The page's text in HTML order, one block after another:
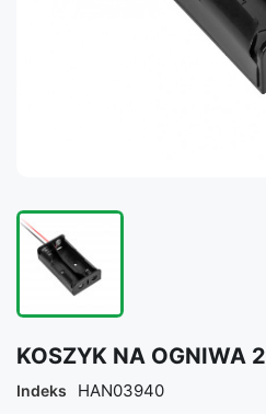
KOSZYK NA OGNIWA
Indeks HAN03940